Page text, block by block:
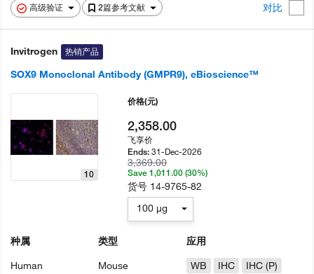
高级验证 2篇参考文献 对比
Invitrogen 热销产品
SOX9 Monoclonal Antibody (GMPR9), eBioscience™
10
种属
Human
类型
Mouse
应用
WB
IHC
IHC (P)
价格(元)
2,358.00
飞享价
Ends:31-Dec-2026
3,369.00
Save 1,011.00 (30%)
货号 14-9765-82
100 µg